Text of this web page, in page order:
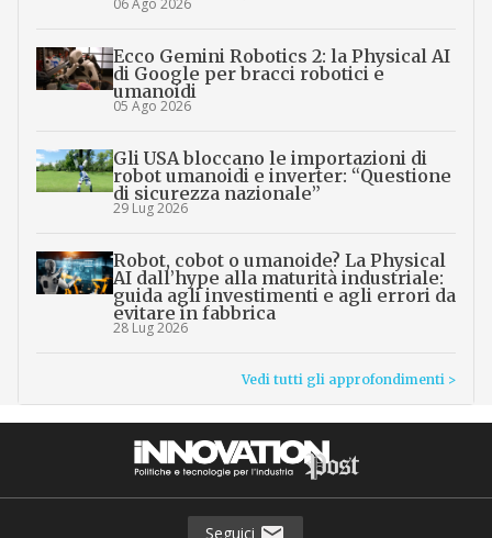
Ecco Gemini Robotics 2: la Physical AI
di Google per bracci robotici e
umanoidi
05 Ago 2026
Gli USA bloccano le importazioni di
robot umanoidi e inverter: “Questione
di sicurezza nazionale”
29 Lug 2026
Robot, cobot o umanoide? La Physical
AI dall’hype alla maturità industriale:
guida agli investimenti e agli errori da
evitare in fabbrica
28 Lug 2026
Vedi tutti gli approfondimenti >
Seguici